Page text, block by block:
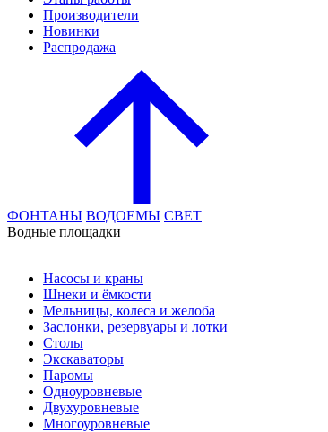
Производители
Новинки
Распродажа
ФОНТАНЫ ВОДОЕМЫ СВЕТ
Водные площадки
Насосы и краны
Шнеки и ёмкости
Мельницы, колеса и желоба
Заслонки, резервуары и лотки
Столы
Экскаваторы
Паромы
Одноуровневые
Двухуровневые
Многоуровневые